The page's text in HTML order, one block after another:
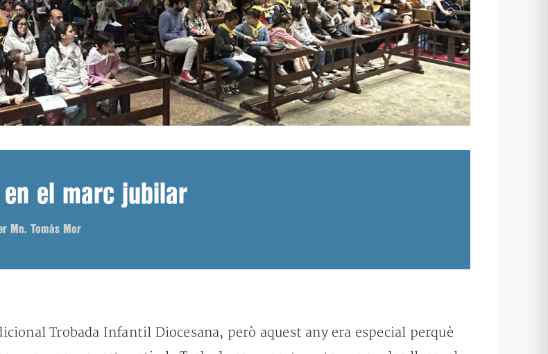
el marc jubilar
Mn. Tomàs Mor
Trobada Infantil Diocesana, però aquest any era especial perquè